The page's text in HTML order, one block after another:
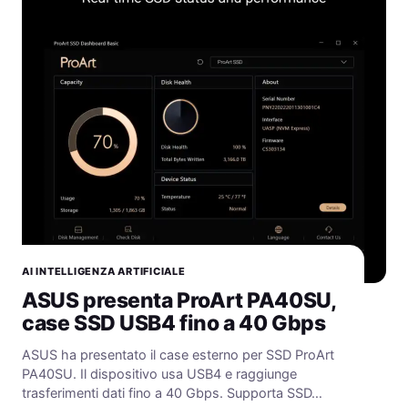
AI INTELLIGENZA ARTIFICIALE
ASUS presenta ProArt PA40SU,
case SSD USB4 fino a 40 Gbps
ASUS ha presentato il case esterno per SSD ProArt
PA40SU. Il dispositivo usa USB4 e raggiunge
trasferimenti dati fino a 40 Gbps. Supporta SSD…